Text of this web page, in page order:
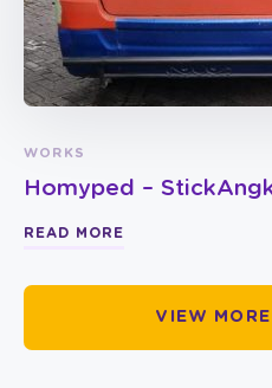
WORKS
Homyped –
READ MORE
VIEW